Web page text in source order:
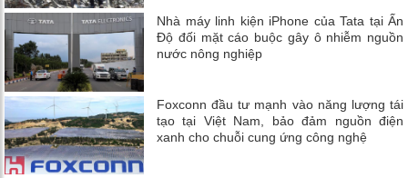
Nhà máy linh kiện iPhone của Tata tại Ấn
Độ đối mặt cáo buộc gây ô nhiễm nguồn
nước nông nghiệp
Foxconn đầu tư mạnh vào năng lượng tái
tạo tại Việt Nam, bảo đảm nguồn điện
xanh cho chuỗi cung ứng công nghệ